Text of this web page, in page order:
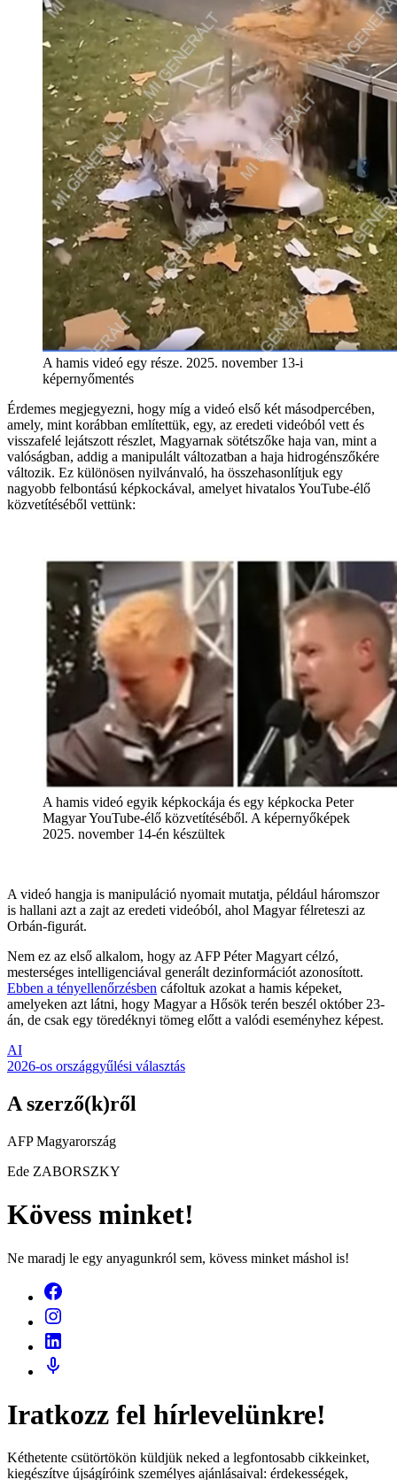
A hamis videó egy része. 2025. november 13-i
képernyőmentés
Érdemes megjegyezni, hogy míg a videó első két másodpercében,
amely, mint korábban említettük, egy, az eredeti videóból vett és
visszafelé lejátszott részlet, Magyarnak sötétszőke haja van, mint a
valóságban, addig a manipulált változatban a haja hidrogénszőkére
változik. Ez különösen nyilvánvaló, ha összehasonlítjuk egy
nagyobb felbontású képkockával, amelyet hivatalos YouTube-élő
közvetítéséből vettünk:
A hamis videó egyik képkockája és egy képkocka Peter
Magyar YouTube-élő közvetítéséből. A képernyőképek
2025. november 14-én készültek
A videó hangja is manipuláció nyomait mutatja, például háromszor
is hallani azt a zajt az eredeti videóból, ahol Magyar félreteszi az
Orbán-figurát.
Nem ez az első alkalom, hogy az AFP Péter Magyart célzó,
mesterséges intelligenciával generált dezinformációt azonosított.
Ebben a tényellenőrzésben cáfoltuk azokat a hamis képeket,
amelyeken azt látni, hogy Magyar a Hősök terén beszél október 23-
án, de csak egy töredéknyi tömeg előtt a valódi eseményhez képest.
AI
2026-os országgyűlési választás
A szerző(k)ről
AFP Magyarország
Ede ZABORSZKY
Kövess minket!
Ne maradj le egy anyagunkról sem, kövess minket máshol is!
Iratkozz fel hírlevelünkre!
Kéthetente csütörtökön küldjük neked a legfontosabb cikkeinket,
kiegészítve újságíróink személyes ajánlásaival: érdekességek,